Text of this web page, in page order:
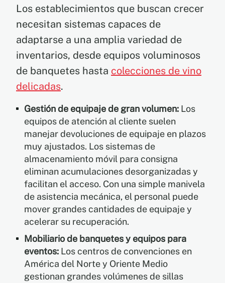
Los establecimientos que buscan crecer
necesitan sistemas capaces de
adaptarse a una amplia variedad de
inventarios, desde equipos voluminosos
de banquetes hasta colecciones de vino
delicadas.
Gestión de equipaje de gran volumen: Los
equipos de atención al cliente suelen
manejar devoluciones de equipaje en plazos
muy ajustados. Los sistemas de
almacenamiento móvil para consigna
eliminan acumulaciones desorganizadas y
facilitan el acceso. Con una simple manivela
de asistencia mecánica, el personal puede
mover grandes cantidades de equipaje y
acelerar su recuperación.
Mobiliario de banquetes y equipos para
eventos: Los centros de convenciones en
América del Norte y Oriente Medio
gestionan grandes volúmenes de sillas